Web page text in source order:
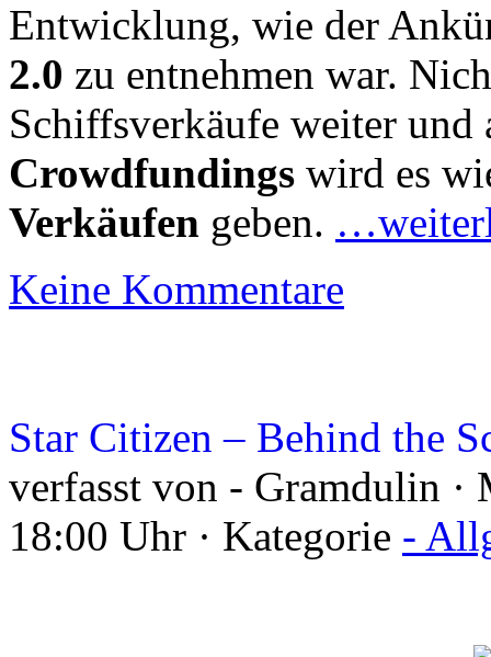
Entwicklung, wie der
2.0 zu entnehmen war.
Schiffsverkäufe weiter und
Crowdfundings wird es
Verkäufen geben.
Keine Kommentare
Star Citizen – Behind the
verfasst von - Gramdulin ·
18:00 Uhr · Kategorie -